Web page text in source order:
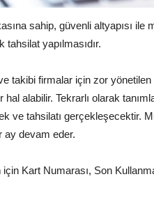
sahip, güvenli altyapısı
yapılmasıdır.
takibi firmalar için zor
alabilir. Tekrarlı olarak
ve tahsilatı gerçekleşecektir.
ay devam eder.
Kart Numarası, Son